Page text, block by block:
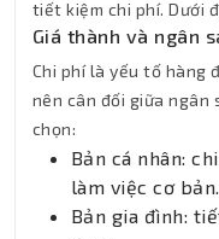
tiết kiệm chi phí. Dưới
Giá thành và ngân
Chi phí là yếu tố hàng
nên cân đối giữa ngân
chọn:
Bản cá nhân:
làm việc cơ bản.
Bản gia đình: